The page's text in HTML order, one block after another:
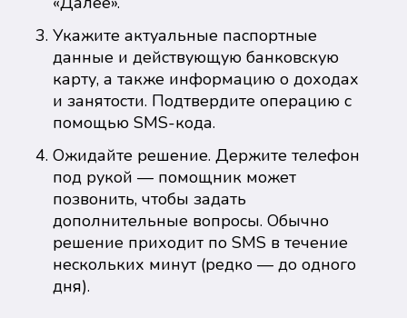
Укажите актуальные паспортные
данные и действующую банковскую
карту, а также информацию о доходах
и занятости. Подтвердите операцию с
помощью SMS-кода.
Ожидайте решение. Держите телефон
под рукой — помощник может
позвонить, чтобы задать
дополнительные вопросы. Обычно
решение приходит по SMS в течение
нескольких минут (редко — до одного
дня).